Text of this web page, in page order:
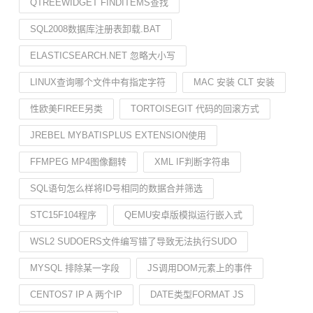
QTREEWIDGET FINDITEMS查找
SQL2008数据库注册表卸载.BAT
ELASTICSEARCH.NET 忽略大小写
LINUX查询哪个文件中有指定字符 MAC 安装 CLT 安装
性欧美FIREE另类 TORTOISEGIT 代码的回滚方式
JREBEL MYBATISPLUS EXTENSION使用
FFMPEG MP4图像翻转 XML IF判断字符串
SQL语句怎么样将ID号相同的数据合并筛选
STC15F104程序 QEMU安卓版模拟运行嵌入式
WSL2 SUDOERS文件编写错了导致无法执行SUDO
MYSQL 排除某一字段 JS调用DOM元素上的事件
CENTOS7 IP A 两个IP DATE类型FORMAT JS